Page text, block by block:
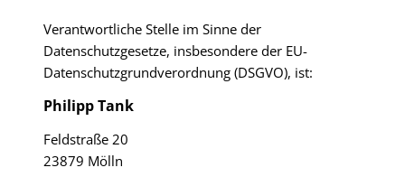
Verantwortliche Stelle im Sinne der
Datenschutzgesetze, insbesondere der EU-
Datenschutzgrundverordnung (DSGVO), ist:
Philipp Tank
Feldstraße 20
23879 Mölln